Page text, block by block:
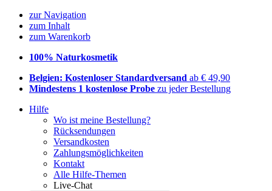
zur Navigation
zum Inhalt
zum Warenkorb
100% Naturkosmetik
Belgien: Kostenloser Standardversand ab € 49,90
Mindestens 1 kostenlose Probe zu jeder Bestellung
Hilfe
Wo ist meine Bestellung?
Rücksendungen
Versandkosten
Zahlungsmöglichkeiten
Kontakt
Alle Hilfe-Themen
Live-Chat